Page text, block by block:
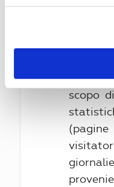
per la
scopo